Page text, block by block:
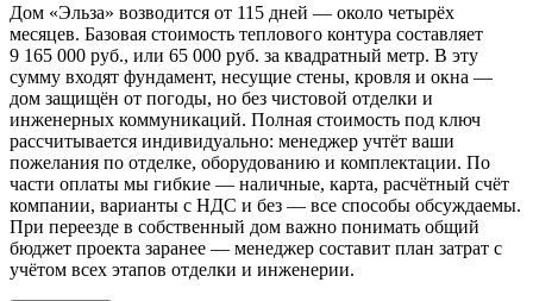
Дом «Эльза» возводится от 115 дней — около четырёх
месяцев. Базовая стоимость теплового контура составляет
9 165 000 руб., или 65 000 руб. за квадратный метр. В эту
сумму входят фундамент, несущие стены, кровля и окна —
дом защищён от погоды, но без чистовой отделки и
инженерных коммуникаций. Полная стоимость под ключ
рассчитывается индивидуально: менеджер учтёт ваши
пожелания по отделке, оборудованию и комплектации. По
части оплаты мы гибкие — наличные, карта, расчётный счёт
компании, варианты с НДС и без — все способы обсуждаемы.
При переезде в собственный дом важно понимать общий
бюджет проекта заранее — менеджер составит план затрат с
учётом всех этапов отделки и инженерии.